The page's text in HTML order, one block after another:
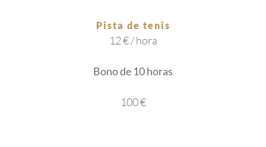
Pista de tenis
12 € / hora
Bono de 10 horas
100 €